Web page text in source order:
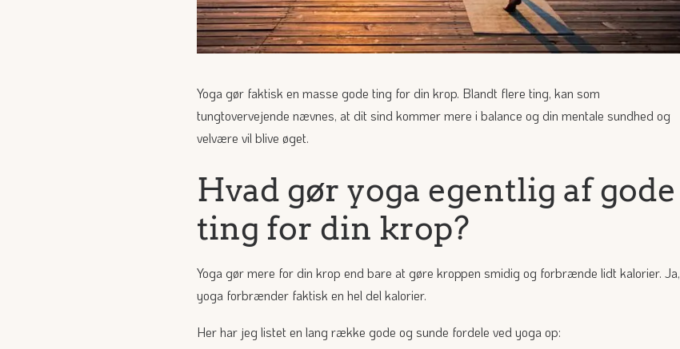
Yoga gør faktisk en masse gode ting for din krop. Blandt flere ting, kan som
tungtovervejende nævnes, at dit sind kommer mere i balance og din mentale sundhed og
velvære vil blive øget.
Hvad gør yoga egentlig af gode
ting for din krop?
Yoga gør mere for din krop end bare at gøre kroppen smidig og forbrænde lidt kalorier. Ja,
yoga forbrænder faktisk en hel del kalorier.
Her har jeg listet en lang række gode og sunde fordele ved yoga op: